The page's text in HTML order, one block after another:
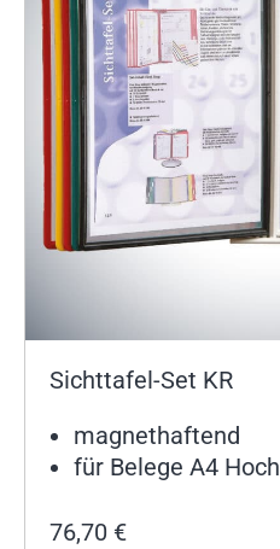
Sichttafel-Set KR
magnethaftend
für Belege A4 Hoch
76,70 €